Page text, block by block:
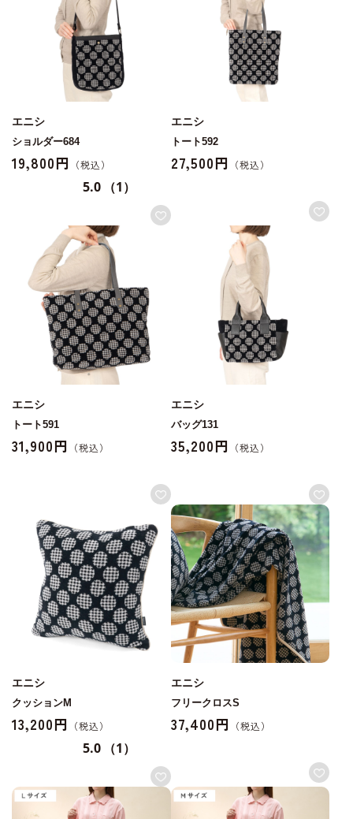
エニシ
ショルダー684
19,800円
5.0 （1）
エニシ
トート592
27,500円
エニシ
トート591
31,900円
エニシ
バッグ131
35,200円
エニシ
クッションM
13,200円
5.0 （1）
エニシ
フリークロスS
37,400円